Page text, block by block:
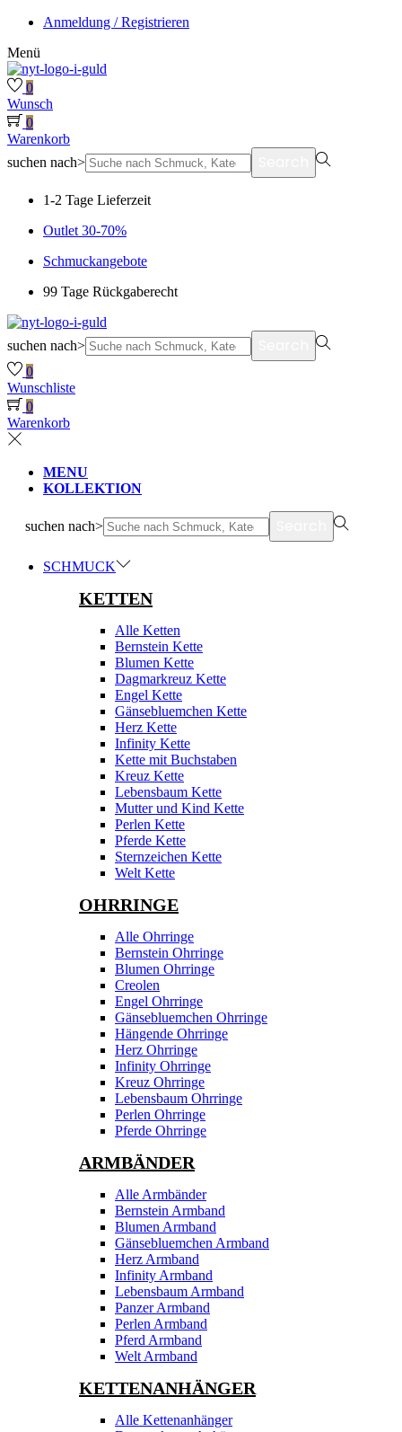
Anmeldung / Registrieren
Menü
0
Wunsch
0
Warenkorb
suchen nach>
1-2 Tage Lieferzeit
Outlet 30-70%
Schmuckangebote
99 Tage Rückgaberecht
suchen nach>
0
Wunschliste
0
Warenkorb
MENU
KOLLEKTION
suchen nach>
SCHMUCK
KETTEN
Alle Ketten
Bernstein Kette
Blumen Kette
Dagmarkreuz Kette
Engel Kette
Gänsebluemchen Kette
Herz Kette
Infinity Kette
Kette mit Buchstaben
Kreuz Kette
Lebensbaum Kette
Mutter und Kind Kette
Perlen Kette
Pferde Kette
Sternzeichen Kette
Welt Kette
OHRRINGE
Alle Ohrringe
Bernstein Ohrringe
Blumen Ohrringe
Creolen
Engel Ohrringe
Gänsebluemchen Ohrringe
Hängende Ohrringe
Herz Ohrringe
Infinity Ohrringe
Kreuz Ohrringe
Lebensbaum Ohrringe
Perlen Ohrringe
Pferde Ohrringe
ARMBÄNDER
Alle Armbänder
Bernstein Armband
Blumen Armband
Gänsebluemchen Armband
Herz Armband
Infinity Armband
Lebensbaum Armband
Panzer Armband
Perlen Armband
Pferd Armband
Welt Armband
KETTENANHÄNGER
Alle Kettenanhänger